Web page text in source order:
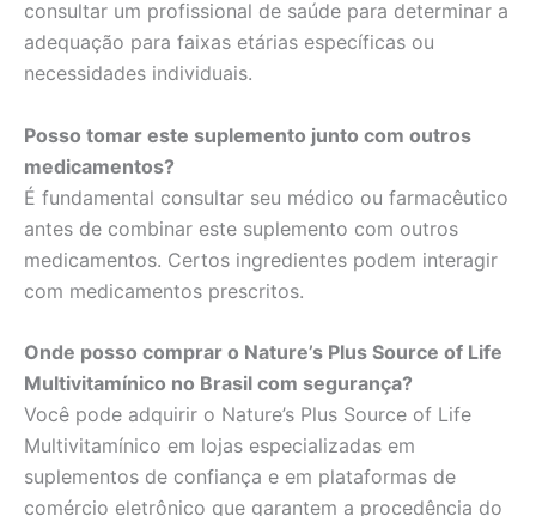
consultar um profissional de saúde para determinar a
adequação para faixas etárias específicas ou
necessidades individuais.
Posso tomar este suplemento junto com outros
medicamentos?
É fundamental consultar seu médico ou farmacêutico
antes de combinar este suplemento com outros
medicamentos. Certos ingredientes podem interagir
com medicamentos prescritos.
Onde posso comprar o Nature’s Plus Source of Life
Multivitamínico no Brasil com segurança?
Você pode adquirir o Nature’s Plus Source of Life
Multivitamínico em lojas especializadas em
suplementos de confiança e em plataformas de
comércio eletrônico que garantem a procedência do